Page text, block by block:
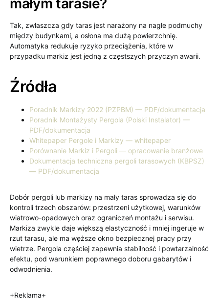
małym tarasie?
Tak, zwłaszcza gdy taras jest narażony na nagłe podmuchy
między budynkami, a osłona ma dużą powierzchnię.
Automatyka redukuje ryzyko przeciążenia, które w
przypadku markiz jest jedną z częstszych przyczyn awarii.
Źródła
Poradnik Markizy 2022 (PZPBM) — PDF/dokumentacja
Poradnik Montażysty Pergola (Polski Instalator) —
PDF/dokumentacja
Whitepaper Pergole i Markizy — whitepaper
Porównanie Markiz i Pergoli — opracowanie branżowe
Dokumentacja techniczna pergoli tarasowych (KBPSZ)
— PDF/dokumentacja
Dobór pergoli lub markizy na mały taras sprowadza się do
kontroli trzech obszarów: przestrzeni użytkowej, warunków
wiatrowo-opadowych oraz ograniczeń montażu i serwisu.
Markiza zwykle daje większą elastyczność i mniej ingeruje w
rzut tarasu, ale ma węższe okno bezpiecznej pracy przy
wietrze. Pergola częściej zapewnia stabilność i powtarzalność
efektu, pod warunkiem poprawnego doboru gabarytów i
odwodnienia.
+Reklama+